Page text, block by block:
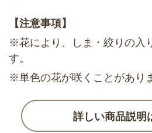
【注意事項】
※花により、しま・絞りの入
す。
※単色の花が咲くことがあり
詳しい商品説明